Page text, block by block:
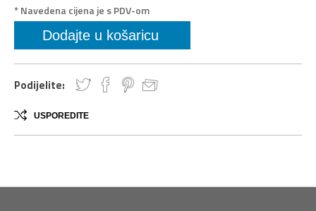
* Navedena cijena je s PDV-om
Podijelite:
USPOREDITE